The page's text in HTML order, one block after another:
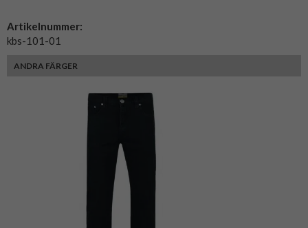
Artikelnummer:
kbs-101-01
ANDRA FÄRGER